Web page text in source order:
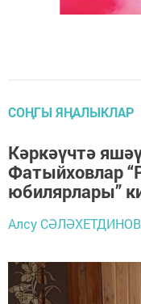
СОҢГЫ ЯҢАЛЫКЛАР
Кәркәүчтә
Фатыйховлар
юбилярлары”
Алсу